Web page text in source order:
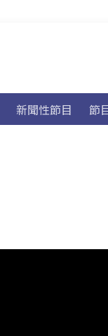
新聞性節目 節